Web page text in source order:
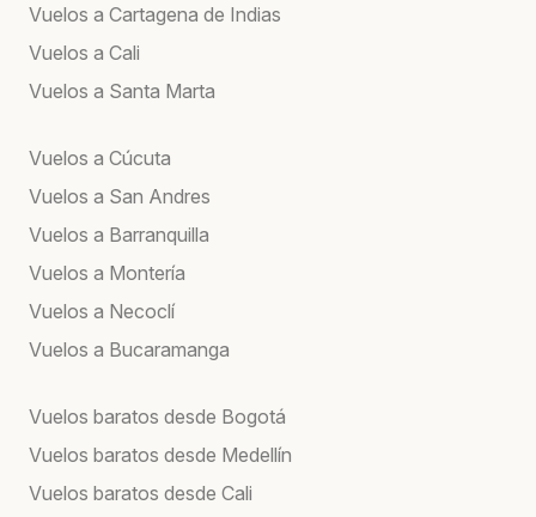
Vuelos a Cartagena de Indias
Vuelos a Cali
Vuelos a Santa Marta
Vuelos a Cúcuta
Vuelos a San Andres
Vuelos a Barranquilla
Vuelos a Montería
Vuelos a Necoclí
Vuelos a Bucaramanga
Vuelos baratos desde Bogotá
Vuelos baratos desde Medellín
Vuelos baratos desde Cali